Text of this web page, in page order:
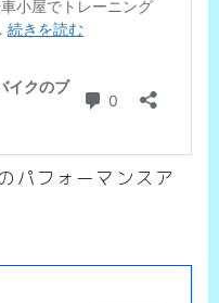
パフォーマンスア